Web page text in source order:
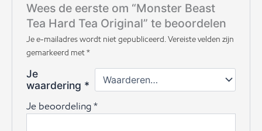
Wees de eerste om “Monster Beast
Tea Hard Tea Original” te beoordelen
Je e-mailadres wordt niet gepubliceerd.Vereiste velden zijn
gemarkeerd met*
Je
waardering *
Je beoordeling*